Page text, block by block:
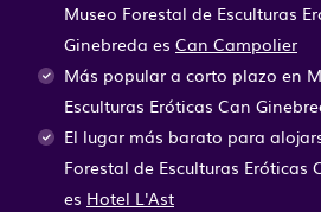
Museo Forestal de Esculturas
Ginebreda es Can Campolier
Más popular a corto plazo en
Esculturas Eróticas Can
El lugar más barato para
Forestal de Esculturas Eróticas
es Hotel L'Ast